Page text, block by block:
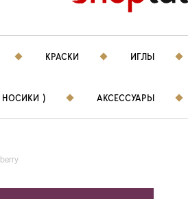
КРАСКИ ИГЛЫ
НОСИКИ ) АКСЕССУАРЫ